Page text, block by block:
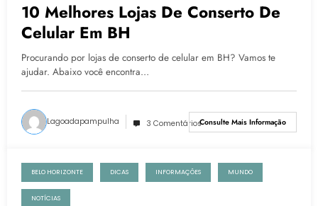
10 Melhores Lojas De Conserto De
Celular Em BH
Procurando por lojas de conserto de celular em BH? Vamos te
ajudar. Abaixo você encontra…
Lagoadapampulha 3 ComentáriosConsulte Mais Informação
26 de janeiro de 2022
BELO HORIZONTE DICAS INFORMAÇÕES MUNDO
NOTÍCIAS